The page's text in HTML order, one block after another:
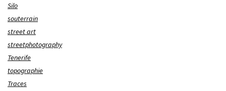
Silo
souterrain
street art
streetphotography
Tenerife
topographie
Traces